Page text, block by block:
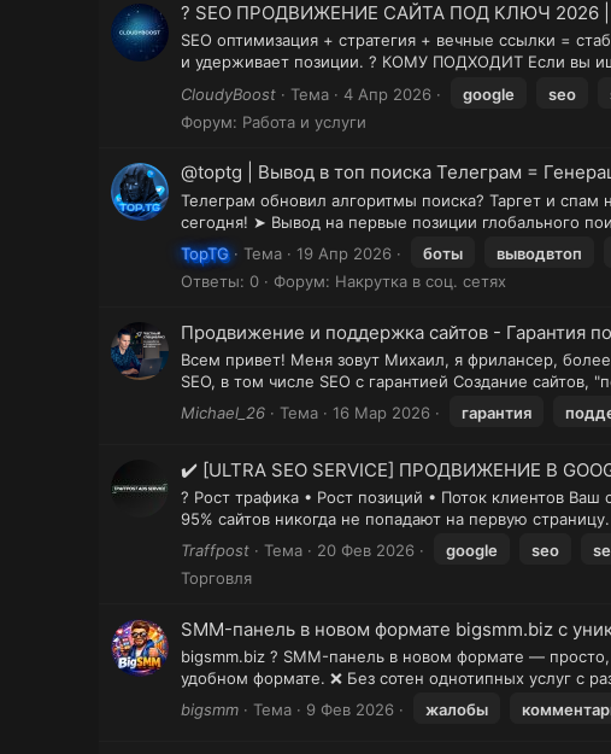
? SEO ПРОДВИЖЕНИЕ САЙТА ПОД КЛЮЧ 2026
SEO оптимизация + стратегия + вечные ссылки =
и удерживает позиции. ? КОМУ ПОДХОДИТ Если вы
CloudyBoost
Тема 4 Апр 2026 google seo
Форум: Работа и услуги
@toptg | Вывод в топ поиска Телеграм =
Телеграм обновил алгоритмы поиска? Таргет и
сегодня! ➤ Вывод на первые позиции глобального
TopTG
Тема 19 Апр 2026 боты выводвтоп
Ответы: 0
Форум: Накрутка в соц. сетях
Продвижение и поддержка сайтов - Гарантия
Всем привет! Меня зовут Михаил, я фрилансер,
SEO, в том числе SEO с гарантией Создание
Michael_26
Тема 16 Мар 2026 гарантия
✔️ [ULTRA SEO SERVICE] ПРОДВИЖЕНИЕ В
? Рост трафика • Рост позиций • Поток клиентов
95% сайтов никогда не попадают на первую
Traffpost
Тема 20 Фев 2026 google seo
Торговля
SMM-панель в новом формате bigsmm.biz с
bigsmm.biz ? SMM-панель в новом формате —
удобном формате. ❌ Без сотен однотипных услуг с
bigsmm
Тема 9 Фев 2026 жалобы